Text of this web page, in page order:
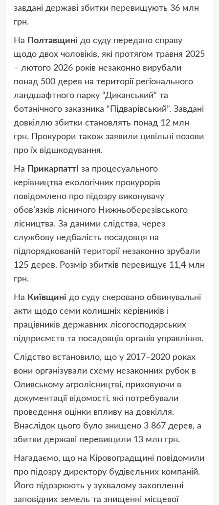
завдані державі збитки перевищують 36 млн
грн.
На Полтавщині до суду передано справу
щодо двох чоловіків, які протягом травня 2025
– лютого 2026 років незаконно вирубали
понад 500 дерев на території регіонального
ландшафтного парку “Диканський” та
ботанічного заказника “Підварівський”. Завдані
довкіллю збитки становлять понад 12 млн
грн. Прокурори також заявили цивільні позови
про їх відшкодування.
На Прикарпатті за процесуального
керівництва екологічних прокурорів
повідомлено про підозру виконувачу
обов’язків лісничого Нижньоберезівського
лісництва. За даними слідства, через
службову недбалість посадовця на
підпорядкованій території незаконно зрубали
125 дерев. Розмір збитків перевищує 11,4 млн
грн.
На Київщині до суду скеровано обвинувальні
акти щодо семи колишніх керівників і
працівників державних лісогосподарських
підприємств та посадовців органів управління.
Слідство встановило, що у 2017–2020 роках
вони організували схему незаконних рубок в
Оливському агролісництві, приховуючи в
документації відомості, які потребували
проведення оцінки впливу на довкілля.
Внаслідок цього було знищено 3 867 дерев, а
збитки державі перевищили 13 млн грн.
Нагадаємо, що на Кіровоградщині повідомили
про підозру директору будівельних компаній.
Його підозрюють у зухвалому захопленні
заповідних земель та знищенні місцевої